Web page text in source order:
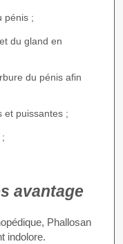
pénis ;
du gland en
du pénis afin
et puissantes ;
avantage
Phallosan
indolore.